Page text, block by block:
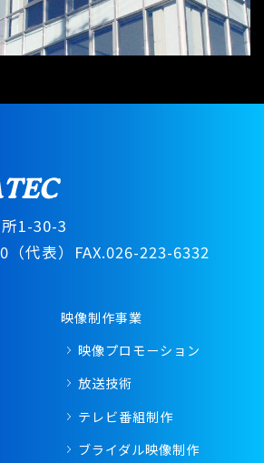
1-30-3
代表） FAX.026-223-6332
映像制作事業
映像プロモーション
放送技術
テレビ番組制作
ブライダル映像制作